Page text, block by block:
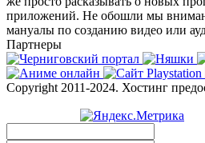
приложений. Не обошли мы
мануалы по созданию видео или
Партнеры
Copyright 2011-2024. Хостинг